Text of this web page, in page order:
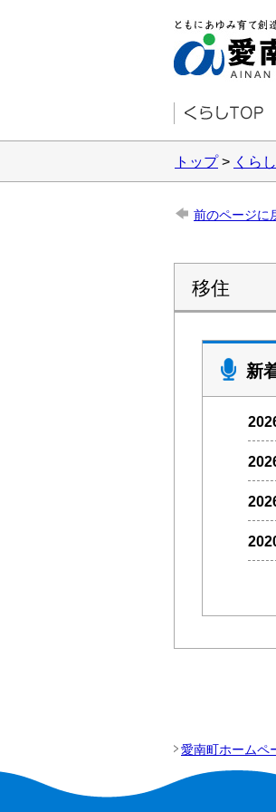
トップ> くらし
前のページに
移住
新
愛南町ホームペ